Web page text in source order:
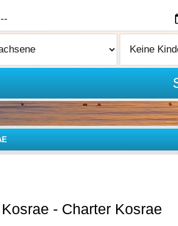
- Charter Kosrae